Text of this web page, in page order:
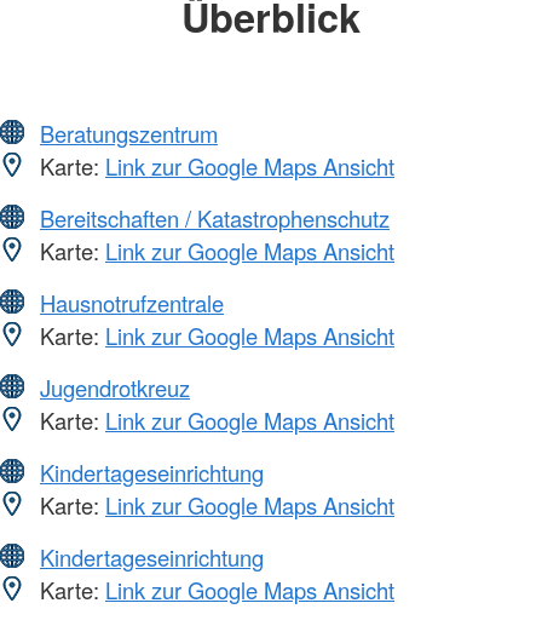
Überblick
Beratungszentrum
Karte: Link zur Google Maps Ansicht
Bereitschaften / Katastrophenschutz
Karte: Link zur Google Maps Ansicht
Hausnotrufzentrale
Karte: Link zur Google Maps Ansicht
Jugendrotkreuz
Karte: Link zur Google Maps Ansicht
Kindertageseinrichtung
Karte: Link zur Google Maps Ansicht
Kindertageseinrichtung
Karte: Link zur Google Maps Ansicht